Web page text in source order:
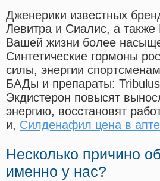
Дженерики известных
Левитра и Сиалис, а также
Вашей жизни более
Синтетические гормоны
силы, энергии
БАДы и препараты:
Экдистерон повысят
энергию, восстановят
и, Силденафил цена в
Несколько причино
именно у нас?